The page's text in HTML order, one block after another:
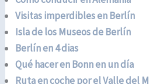
Visitas imperdibles en Berlín
Isla de los Museos de Berlín
Berlín en 4 dias
Qué hacer en Bonn en un día
Ruta en coche por el Valle del